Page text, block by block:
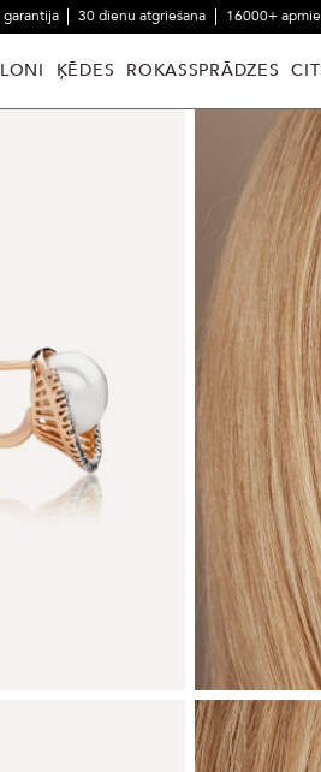
30 dienu atgriešana 16000+
ĶĒDES ROKASSPRĀDZES